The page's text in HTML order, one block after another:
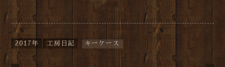
2017年 工房日記 キーケース